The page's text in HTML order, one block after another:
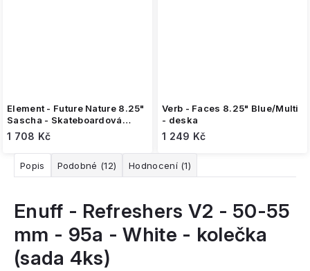
Element - Future Nature 8.25"
Sascha - Skateboardová
deska
1 708 Kč
Verb - Faces 8.25" Blue/Multi
- deska
1 249 Kč
Popis Podobné (12) Hodnocení (1)
Enuff - Refreshers V2 - 50-55
mm - 95a - White - kolečka
(sada 4ks)